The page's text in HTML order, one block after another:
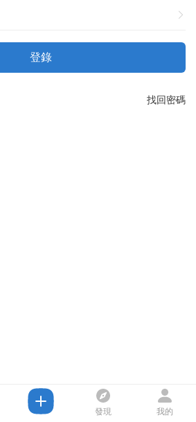
登錄
找回密碼
發現 我的